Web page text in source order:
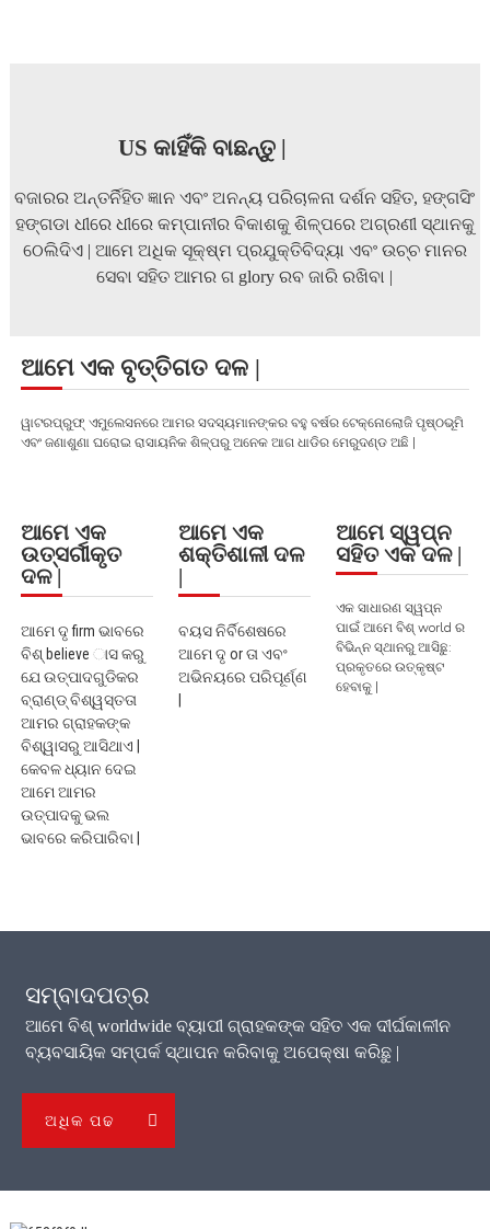
US କାହିଁକି ବାଛନ୍ତୁ |
ବଜାରର ଅନ୍ତର୍ନିହିତ ଜ୍ଞାନ ଏବଂ ଅନନ୍ୟ ପରିଚାଳନା ଦର୍ଶନ ସହିତ, ହଙ୍ଗସିଂ
ହଙ୍ଗଡା ଧୀରେ ଧୀରେ କମ୍ପାନୀର ବିକାଶକୁ ଶିଳ୍ପରେ ଅଗ୍ରଣୀ ସ୍ଥାନକୁ
ଠେଲିଦିଏ | ଆମେ ଅଧିକ ସୂକ୍ଷ୍ମ ପ୍ରଯୁକ୍ତିବିଦ୍ୟା ଏବଂ ଉଚ୍ଚ ମାନର
ସେବା ସହିତ ଆମର ଗ glory ରବ ଜାରି ରଖିବା |
ଆମେ ଏକ ବୃତ୍ତିଗତ ଦଳ |
ୱାଟରପ୍ରୁଫ୍ ଏମୁଲେସନରେ ଆମର ସଦସ୍ୟମାନଙ୍କର ବହୁ ବର୍ଷର ଟେକ୍ନୋଲୋଜି ପୃଷ୍ଠଭୂମି
ଏବଂ ଜଣାଶୁଣା ଘରୋଇ ରାସାୟନିକ ଶିଳ୍ପରୁ ଅନେକ ଆଗ ଧାଡିର ମେରୁଦଣ୍ଡ ଅଛି |
ଆମେ ଏକ
ଉତ୍ସର୍ଗୀକୃତ
ଦଳ |
ଆମେ ଦୃ firm ଭାବରେ
ବିଶ୍ believe ାସ କରୁ
ଯେ ଉତ୍ପାଦଗୁଡିକର
ବ୍ରାଣ୍ଡ୍ ବିଶ୍ୱସ୍ତତା
ଆମର ଗ୍ରାହକଙ୍କ
ବିଶ୍ୱାସରୁ ଆସିଥାଏ |
କେବଳ ଧ୍ୟାନ ଦେଇ
ଆମେ ଆମର
ଉତ୍ପାଦକୁ ଭଲ
ଭାବରେ କରିପାରିବା |
ଆମେ ଏକ
ଶକ୍ତିଶାଳୀ ଦଳ
|
ବୟସ ନିର୍ବିଶେଷରେ
ଆମେ ଦୃ or ତା ଏବଂ
ଅଭିନୟରେ ପରିପୂର୍ଣ୍ଣ
ଆମେ ସ୍ୱପ୍ନ
ସହିତ ଏକ ଦଳ |
ଏକ ସାଧାରଣ ସ୍ୱପ୍ନ
ପାଇଁ ଆମେ ବିଶ୍ world ର
ବିଭିନ୍ନ ସ୍ଥାନରୁ ଆସିଛୁ:
ପ୍ରକୃତରେ ଉତ୍କୃଷ୍ଟ
ହେବାକୁ |
ସମ୍ବାଦପତ୍ର
ଆମେ ବିଶ୍ worldwide ବ୍ୟାପୀ ଗ୍ରାହକଙ୍କ ସହିତ ଏକ ଦୀର୍ଘକାଳୀନ
ବ୍ୟବସାୟିକ ସମ୍ପର୍କ ସ୍ଥାପନ କରିବାକୁ ଅପେକ୍ଷା କରିଛୁ |
ଅଧିକ ପଢ